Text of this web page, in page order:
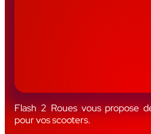
Flash 2 Roues vous propose
pour vos scooters.